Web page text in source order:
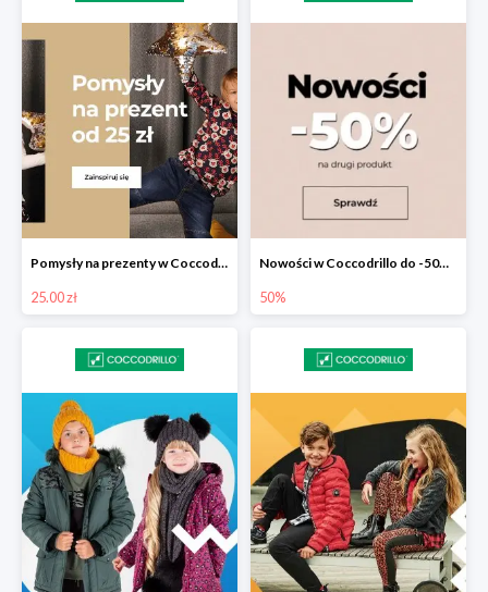
Pomysły na prezenty w Coccodrillo od 25 zł
25.00 zł
Nowości w Coccodrillo do -50% na drugi produkt
50%